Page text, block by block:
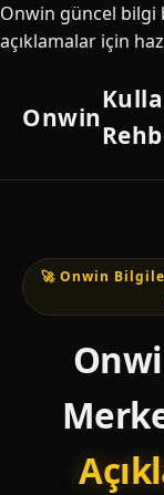
Onwin güncel bilgi
açıklamalar için
Onwin
🚀 Onwin